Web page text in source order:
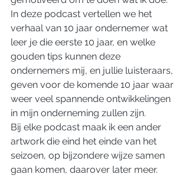
In deze podcast vertellen we het
verhaal van 10 jaar ondernemer wat
leer je die eerste 10 jaar, en welke
gouden tips kunnen deze
ondernemers mij, en jullie luisteraars,
geven voor de komende 10 jaar waar
weer veel spannende ontwikkelingen
in mijn onderneming zullen zijn.
Bij elke podcast maak ik een ander
artwork die eind het einde van het
seizoen, op bijzondere wijze samen
gaan komen, daarover later meer.